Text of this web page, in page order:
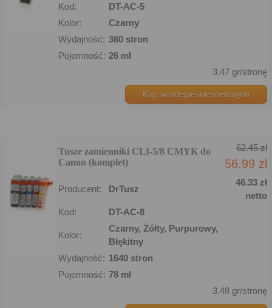
Kod:
DT-AC-5
Kolor:
Czarny
Wydajność: 360 stron
Pojemność: 26 ml
3.47 gr/stronę
Kup w sklepie internetowym
Tusze zamienniki CLI-5/8 CMYK do
Canon (komplet)
62.45 zł
56.99 zł
Producent: DrTusz
46.33 zł
netto
Kod:
DT-AC-8
Kolor:
Czarny, Żółty, Purpurowy,
Błękitny
Wydajność: 1640 stron
Pojemność: 78 ml
3.48 gr/stronę